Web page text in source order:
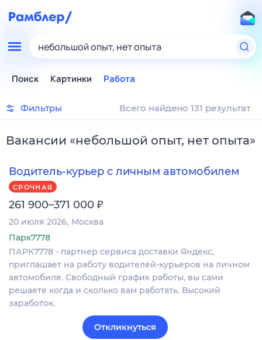
небольшой опыт, нет опыта
Поиск Картинки Работа
Фильтры Всего найдено 131 результат
Вакансии «небольшой опыт, нет опыта»
Водитель-курьер с личным автомобилем
СРОЧНАЯ
261 900–371 000 ₽
20 июля 2026 Москва
Парк7778
ПАРК7778 - партнер сервиса доставки Яндекс,
приглашает на работу водителей-курьеров на личном
автомобиле. Свободный график работы, вы сами
решаете когда и сколько вам работать. Высокий
заработок.
Откликнуться